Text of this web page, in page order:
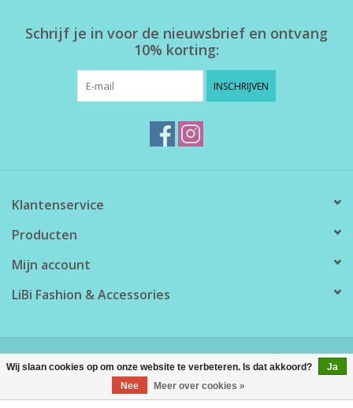
Schrijf je in voor de nieuwsbrief en ontvang
10% korting:
INSCHRIJVEN
Klantenservice
Producten
Mijn account
LiBi Fashion & Accessories
Lightspeed
Wij slaan cookies op om onze website te verbeteren. Is dat akkoord?
Ja
Nee
Meer over cookies »